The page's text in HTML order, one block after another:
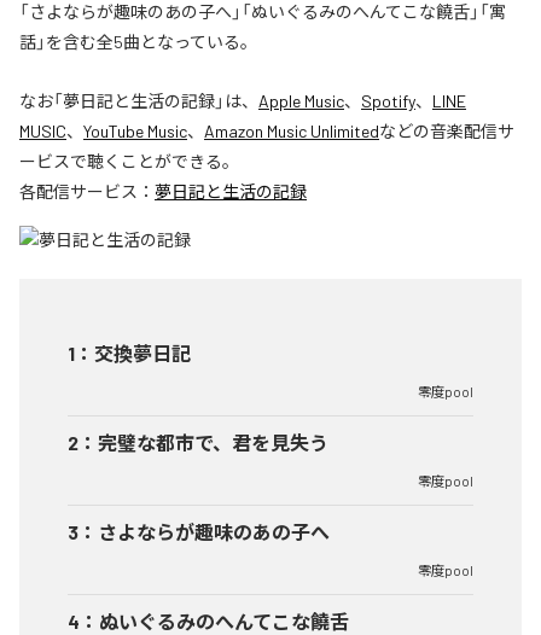
「さよならが趣味のあの子へ」「ぬいぐるみのへんてこな饒舌」「寓
話」を含む全5曲となっている。
なお「夢日記と生活の記録」は、 Apple Music、 Spotify、 LINE
MUSIC、 YouTube Music、 Amazon Music Unlimitedなどの音楽配信サ
ービスで聴くことができる。
各配信サービス： 夢日記と生活の記録
1 ： 交換夢日記
零度pool
2 ： 完璧な都市で、君を見失う
零度pool
3 ： さよならが趣味のあの子へ
零度pool
4 ： ぬいぐるみのへんてこな饒舌